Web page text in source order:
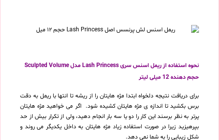
نحوه استفاده از ریمل اسنس سری Lash Princess مدل Sculpted Volume
حجم دهنده 12 میلی لیتر
برای دریافت نتیجه دلخواه ابتدا مژه هایتان را از ریشه تا انتها با ریمل به دقت
برس بکشید تا اندازه ی مژه هایتان کشیده شود. اگر می خواهید مژه هایتان
پرتر به نظر برسند این کار را دو یا سه بار انجام دهید، ولی از تکرار بیش از حد
بپرهیزید زیرا در صورت استفاده زیاد مژه هایتان به داخل یکدیگر می روند و
شکل زیبایی را به شما نمی دهد.